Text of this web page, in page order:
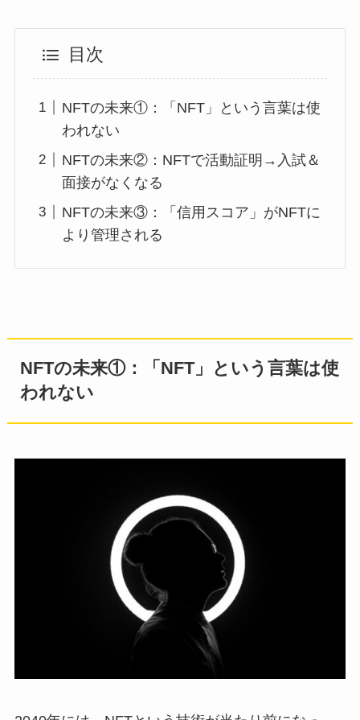
目次
NFTの未来①：「NFT」という言葉は使
われない
NFTの未来②：NFTで活動証明→入試＆
面接がなくなる
NFTの未来③：「信用スコア」がNFTに
より管理される
NFTの未来①：「NFT」という言葉は使
われない